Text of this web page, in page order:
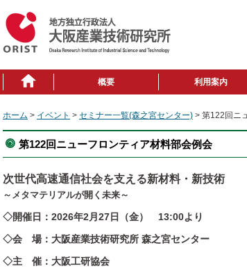
概要 利用案内
ホーム > イベント > セミナー一覧(森之宮センター) > 第122回ニ
第122回ニューフロンティア材料部会例会
次世代高速通信社会を支える新材料・新技術
～メタマテリアルが開く未来～
◇開催日：2026年2月27日（金） 13:00より
◇会 場：大阪産業技術研究所 森之宮センター
◇主 催：大阪工研協会